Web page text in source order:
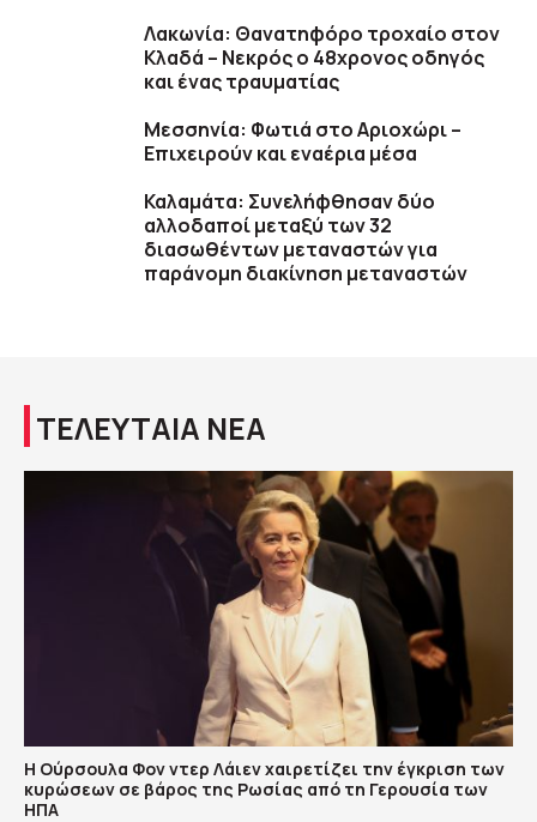
Λακωνία: Θανατηφόρο τροχαίο στον
Κλαδά – Νεκρός ο 48χρονος οδηγός
και ένας τραυματίας
Μεσσηνία: Φωτιά στο Αριοχώρι –
Επιχειρούν και εναέρια μέσα
Καλαμάτα: Συνελήφθησαν δύο
αλλοδαποί μεταξύ των 32
διασωθέντων μεταναστών για
παράνομη διακίνηση μεταναστών
ΤΕΛΕΥΤΑΙΑ ΝΕΑ
Η Ούρσουλα Φον ντερ Λάιεν χαιρετίζει την έγκριση των
κυρώσεων σε βάρος της Ρωσίας από τη Γερουσία των
ΗΠΑ